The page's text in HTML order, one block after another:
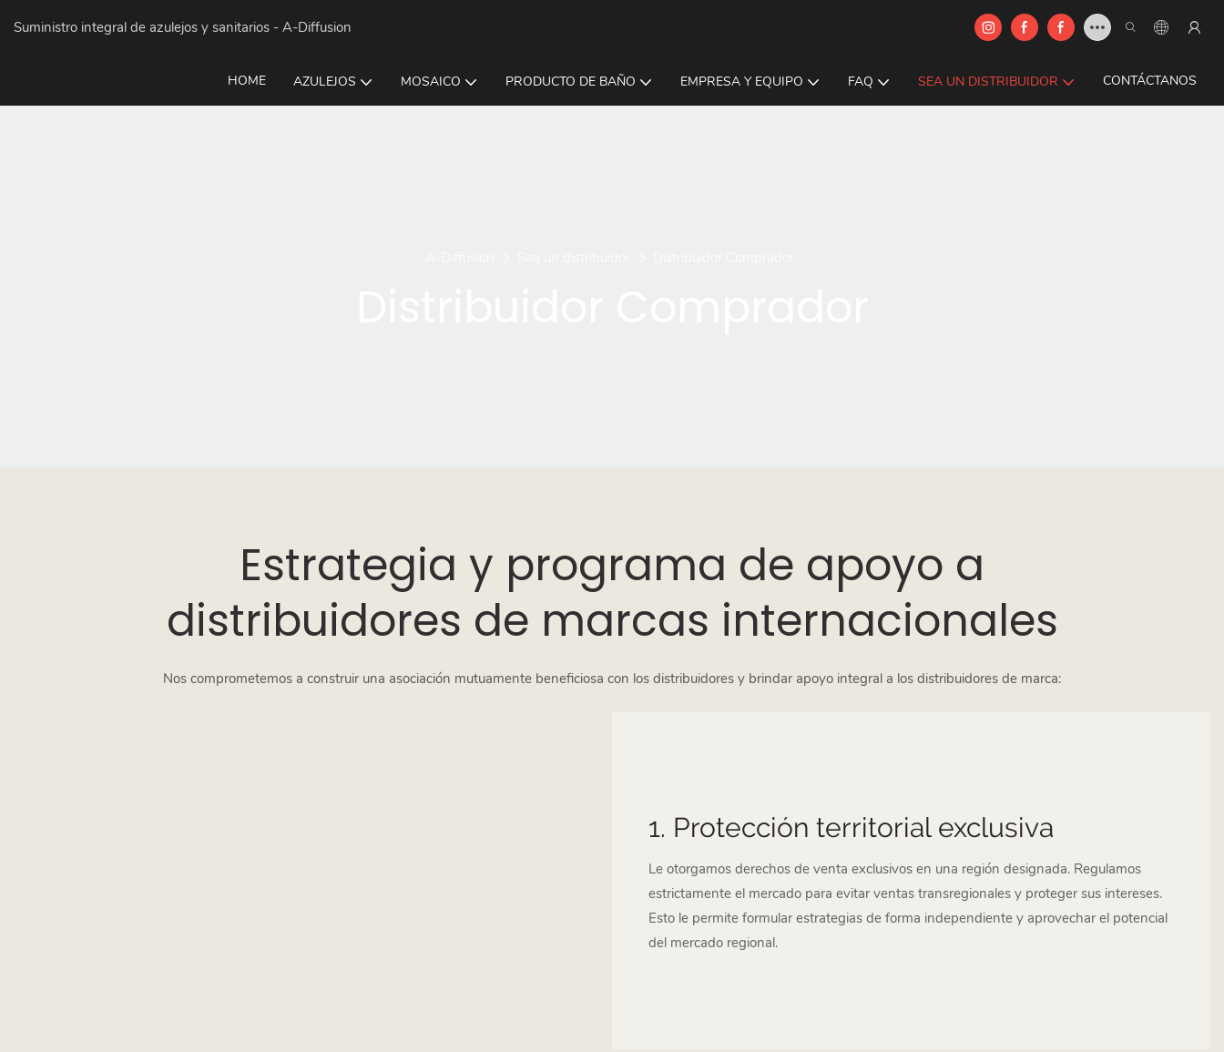
Suministro integral de azulejos y sanitarios - A-Diffusion
HOME AZULEJOS MOSAICO PRODUCTO DE BAÑO EMPRESA Y EQUIPO FAQ SEA UN DISTRIBUIDOR CONTÁCTANOS
Estrategia y programa de apoyo a
distribuidores de marcas internacionales
Nos comprometemos a construir una asociación mutuamente beneficiosa con los distribuidores y brindar apoyo integral a los distribuidores de marca:
1. Protección territorial exclusiva
Le otorgamos derechos de venta exclusivos en una región designada. Regulamos
estrictamente el mercado para evitar ventas transregionales y proteger sus intereses.
Esto le permite formular estrategias de forma independiente y aprovechar el potencial
del mercado regional.